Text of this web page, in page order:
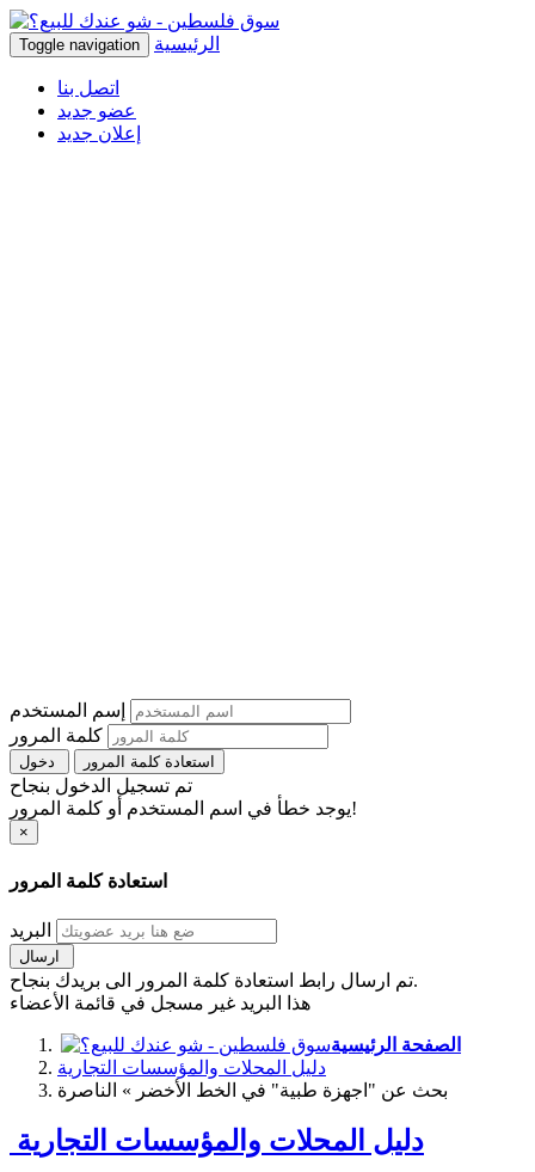
Toggle navigation الرئيسية
اتصل بنا
عضو جديد
إعلان جديد
إسم المستخدم
كلمة المرور
استعادة كلمة المرور
تم تسجيل الدخول بنجاح
يوجد خطأ في اسم المستخدم أو كلمة المرور!
×
استعادة كلمة المرور
البريد
تم ارسال رابط استعادة كلمة المرور الى بريدك بنجاح.
هذا البريد غير مسجل في قائمة الأعضاء
الصفحة الرئيسية
دليل المحلات والمؤسسات التجارية
بحث عن "اجهزة طبية" في الخط الأخضر » الناصرة
دليل المحلات والمؤسسات التجارية